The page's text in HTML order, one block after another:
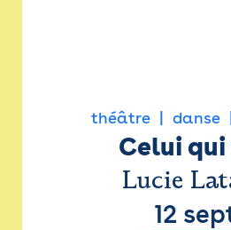
théâtre danse
Celui
Lucie
12